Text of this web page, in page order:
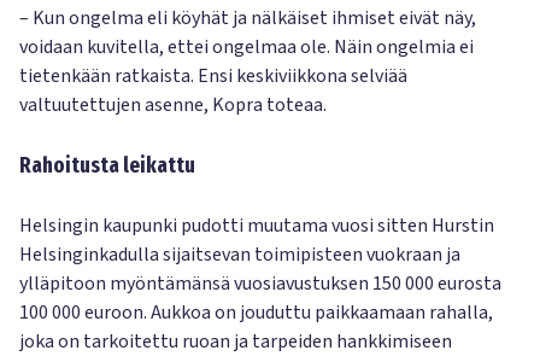
– Kun ongelma eli köyhät ja nälkäiset ihmiset eivät näy,
voidaan kuvitella, ettei ongelmaa ole. Näin ongelmia ei
tietenkään ratkaista. Ensi keskiviikkona selviää
valtuutettujen asenne, Kopra toteaa.
Rahoitusta leikattu
Helsingin kaupunki pudotti muutama vuosi sitten Hurstin
Helsinginkadulla sijaitsevan toimipisteen vuokraan ja
ylläpitoon myöntämänsä vuosiavustuksen 150 000 eurosta
100 000 euroon. Aukkoa on jouduttu paikkaamaan rahalla,
joka on tarkoitettu ruoan ja tarpeiden hankkimiseen